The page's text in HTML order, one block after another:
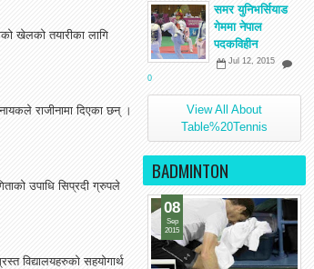
खेलको तयारीका लागि
राजीनामा दिएका छन् ।
उपाधि सिप्रदी ग्रुपले
विद्यालयहरुको सहयोगार्थ
समर युनिभर्सियाड
गेममा नेपाल
पदकविहीन
Jul 12, 2015
0
View All About
Table%20Tennis
BADMINTON
08
Sep
2015